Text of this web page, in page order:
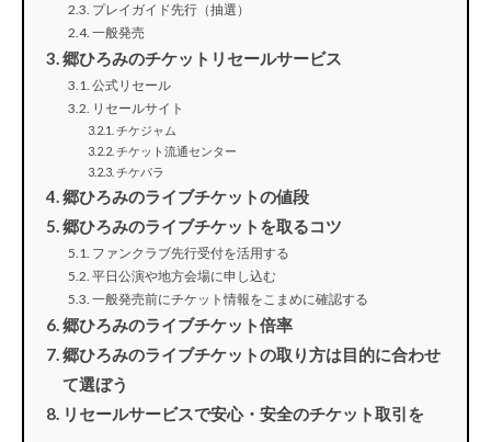
プレイガイド先行（抽選）
一般発売
郷ひろみのチケットリセールサービス
公式リセール
リセールサイト
チケジャム
チケット流通センター
チケパラ
郷ひろみのライブチケットの値段
郷ひろみのライブチケットを取るコツ
ファンクラブ先行受付を活用する
平日公演や地方会場に申し込む
一般発売前にチケット情報をこまめに確認する
郷ひろみのライブチケット倍率
郷ひろみのライブチケットの取り方は目的に合わせ
て選ぼう
リセールサービスで安心・安全のチケット取引を